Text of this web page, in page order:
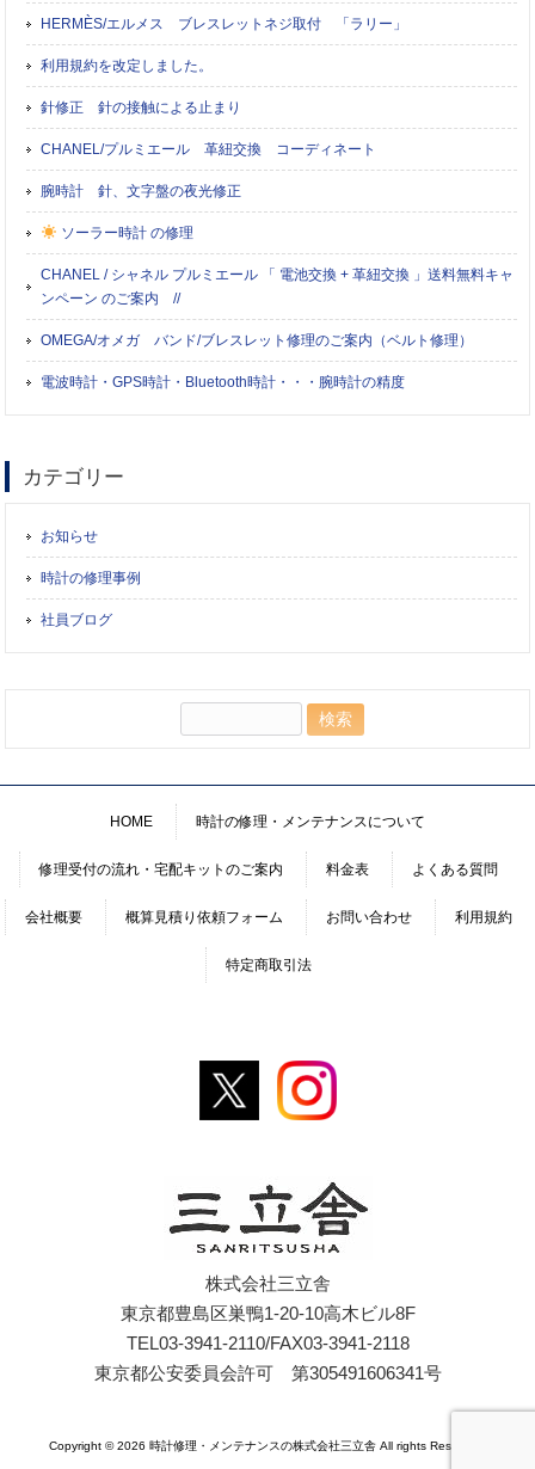
HERMÈS/エルメス ブレスレットネジ取付 「ラリー」
利用規約を改定しました。
針修正 針の接触による止まり
CHANEL/プルミエール 革紐交換 コーディネート
腕時計 針、文字盤の夜光修正
ソーラー時計 の修理
CHANEL / シャネル プルミエール 「 電池交換 + 革紐交換 」送料無料キャ
ンペーン のご案内 //
OMEGA/オメガ バンド/ブレスレット修理のご案内（ベルト修理）
電波時計・GPS時計・Bluetooth時計・・・腕時計の精度
カテゴリー
お知らせ
時計の修理事例
社員ブログ
HOME 時計の修理・メンテナンスについて
修理受付の流れ・宅配キットのご案内 料金表 よくある質問
会社概要 概算見積り依頼フォーム お問い合わせ 利用規約
特定商取引法
株式会社三立舎
東京都豊島区巣鴨1-20-10高木ビル8F
TEL03-3941-2110/FAX03-3941-2118
東京都公安委員会許可 第305491606341号
Copyright © 2026 時計修理・メンテナンスの株式会社三立舎 All rights Reserved.